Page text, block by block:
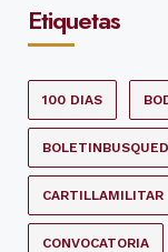
Etiquetas
100 DIAS
CARTILLAMILITAR
CONVOCATORIA